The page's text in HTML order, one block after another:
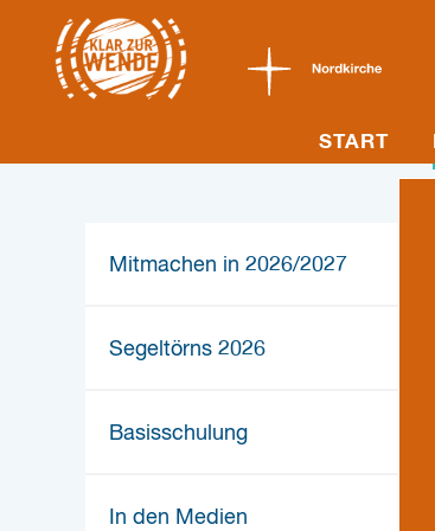
START
Mitmachen in 2026/2027
Segeltörns 2026
Basisschulung
In den Medien